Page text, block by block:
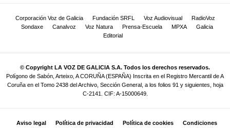
Corporación Voz de Galicia Fundación SRFL Voz Audiovisual
RadioVoz
Sondaxe
Canalvoz Voz Natura Prensa-Escuela MPXA
Galicia
Editorial
© Copyright LA VOZ DE GALICIA S.A. Todos los derechos reservados.
Polígono de Sabón, Arteixo, A CORUÑA (ESPAÑA) Inscrita en el Registro Mercantil de A
Coruña en el Tomo 2438 del Archivo, Sección General, a los folios 91 y siguientes, hoja
C-2141. CIF: A-15000649.
Aviso legal Política de privacidad Política de cookies Condiciones